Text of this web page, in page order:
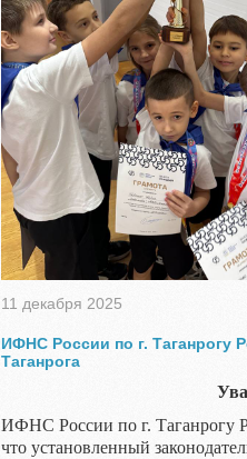
11 декабря 2025
ИФНС России по г. Таганрогу
Таганрога
ИФНС России по г. Таганрогу
что установленный